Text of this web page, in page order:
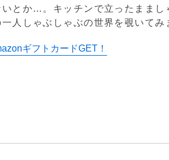
いとか…。キッチンで立ったまま
一人しゃぶしゃぶの世界を覗いてみ
ギフトカードGET！